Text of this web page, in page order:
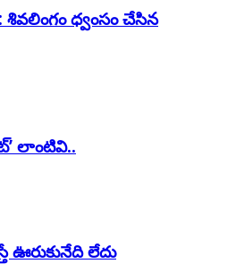
ధ్వంసం చేసిన
లాంటివి..
ఊరుకునేది లేదు